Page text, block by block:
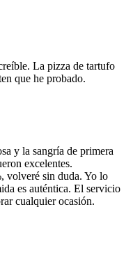
La pizza de tartufo
que he probado.
y la sangría de primera
excelentes.
volveré sin duda. Yo lo
es auténtica. El servicio
cualquier ocasión.